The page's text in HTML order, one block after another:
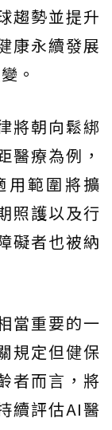
趨勢並提升
康永續發展
。
將朝向鬆綁
醫療為例，
用範圍將擴
照護以及行
礙者也被納
當重要的一
規定但健保
者而言，將
續評估AI醫